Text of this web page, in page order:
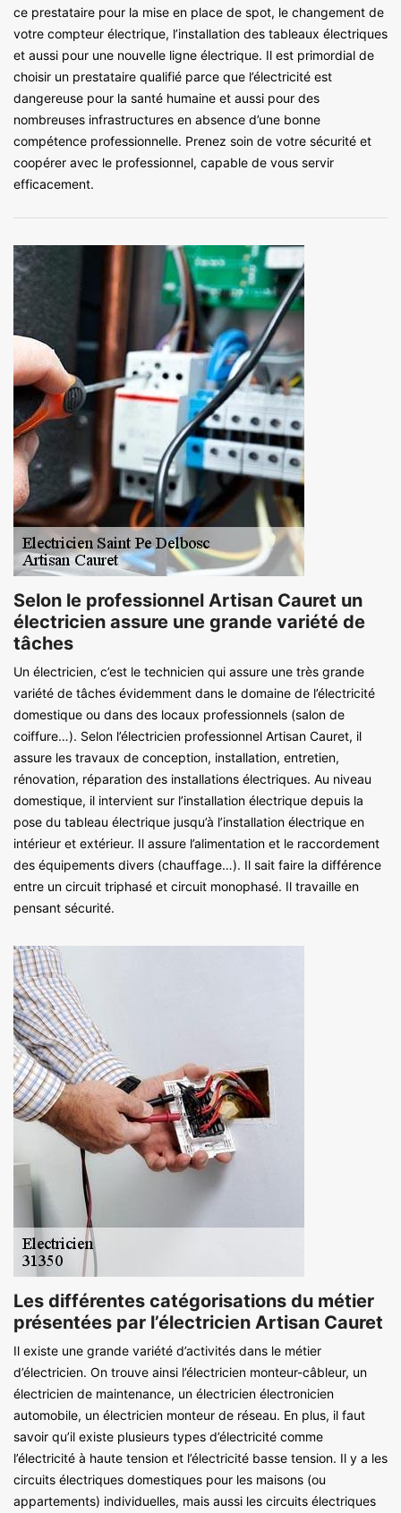
ce prestataire pour la mise en place de spot, le changement de
votre compteur électrique, l’installation des tableaux électriques
et aussi pour une nouvelle ligne électrique. Il est primordial de
choisir un prestataire qualifié parce que l’électricité est
dangereuse pour la santé humaine et aussi pour des
nombreuses infrastructures en absence d’une bonne
compétence professionnelle. Prenez soin de votre sécurité et
coopérer avec le professionnel, capable de vous servir
efficacement.
Selon le professionnel Artisan Cauret un
électricien assure une grande variété de
tâches
Un électricien, c’est le technicien qui assure une très grande
variété de tâches évidemment dans le domaine de l’électricité
domestique ou dans des locaux professionnels (salon de
coiffure…). Selon l’électricien professionnel Artisan Cauret, il
assure les travaux de conception, installation, entretien,
rénovation, réparation des installations électriques. Au niveau
domestique, il intervient sur l’installation électrique depuis la
pose du tableau électrique jusqu’à l’installation électrique en
intérieur et extérieur. Il assure l’alimentation et le raccordement
des équipements divers (chauffage…). Il sait faire la différence
entre un circuit triphasé et circuit monophasé. Il travaille en
pensant sécurité.
Les différentes catégorisations du métier
présentées par l’électricien Artisan Cauret
Il existe une grande variété d’activités dans le métier
d’électricien. On trouve ainsi l’électricien monteur-câbleur, un
électricien de maintenance, un électricien électronicien
automobile, un électricien monteur de réseau. En plus, il faut
savoir qu’il existe plusieurs types d’électricité comme
l’électricité à haute tension et l’électricité basse tension. Il y a les
circuits électriques domestiques pour les maisons (ou
appartements) individuelles, mais aussi les circuits électriques